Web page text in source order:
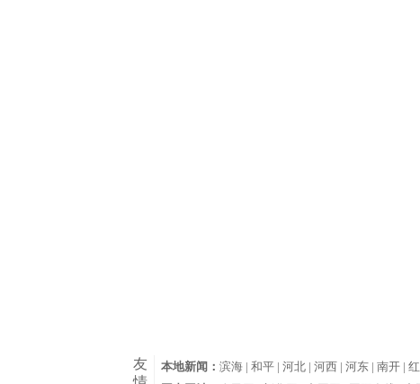
友
本地新闻： 滨海 |和平 |河北 |河西 |河东 |南开 |